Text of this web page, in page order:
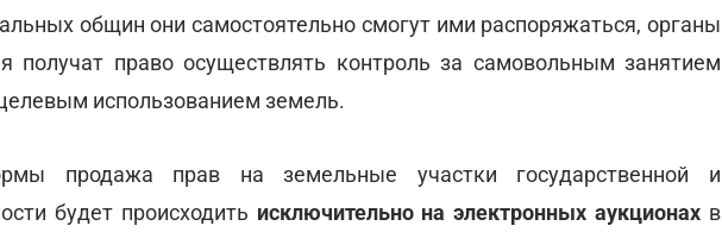
общин они самостоятельно смогут ими распоряжаться, органы
получат право осуществлять контроль за самовольным занятием
использованием земель.
продажа прав на земельные участки государственной и
будет происходить исключительно на электронных аукционах в